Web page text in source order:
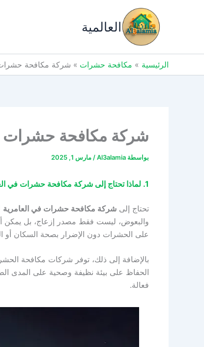
العالمية
الرئيسية مكافحة حشرات شركة مكافحة حشرات في العامرية 01009019245
شركة مكافحة حشرات في العامرية 01009019245 خصم
بواسطة Al3alamia
/ مارس 1, 2025
1. لماذا تحتاج إلى شركة مكافحة حشرات في العامرية؟ | 2. ما ضرورة شركة مكافحة الحشرات في العامرية؟ 3. هل تسأل عن اهمية شركة مكافحة حشرات العامرية؟
تحتاج إلى شركة مكافحة حشرات في العامرية
والبعوض، ليست فقط مصدر إزعاج، بل يمكن
على الحشرات دون الإضرار بصحة السكان أو
بالإضافة إلى ذلك، توفر شركات مكافحة
الحفاظ على بيئة نظيفة وصحية على المدى
فعالة.